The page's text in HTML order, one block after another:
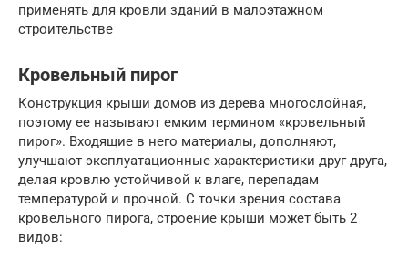
применять для кровли зданий в малоэтажном
строительстве
Кровельный пирог
Конструкция крыши домов из дерева многослойная,
поэтому ее называют емким термином «кровельный
пирог». Входящие в него материалы, дополняют,
улучшают эксплуатационные характеристики друг друга,
делая кровлю устойчивой к влаге, перепадам
температурой и прочной. С точки зрения состава
кровельного пирога, строение крыши может быть 2
видов: